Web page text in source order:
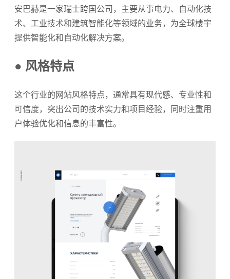
安巴赫是一家瑞士跨国公司，主要从事电力、自动化技
术、工业技术和建筑智能化等领域的业务，为全球楼宇
提供智能化和自动化解决方案。
● 风格特点
这个行业的网站风格特点，通常具有现代感、专业性和
可信度，突出公司的技术实力和项目经验，同时注重用
户体验优化和信息的丰富性。